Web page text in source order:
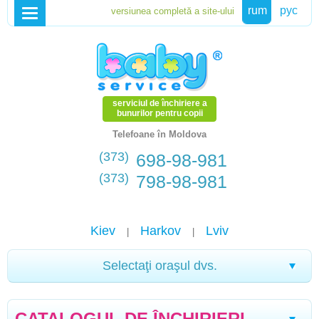
рус
rum
serviciul de închiriere a
bunurilor pentru copii
Telefoane în Moldova
(373) 698-98-981
(373) 798-98-981
Kiev Harkov Lviv
Selectaţi oraşul dvs.